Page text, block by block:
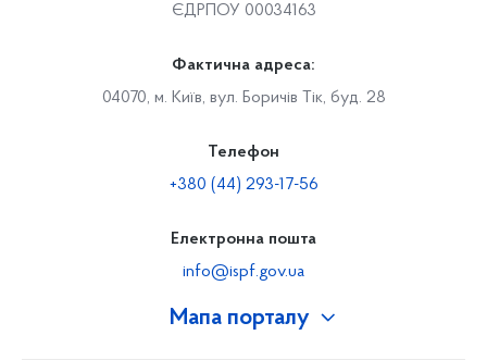
Мапа порталу
ЄДРПОУ 00034163
Фактична адреса:
04070, м. Київ, вул. Боричів Тік, буд. 28
Телефон
+380 (44) 293-17-56
Електронна пошта
info@ispf.gov.ua